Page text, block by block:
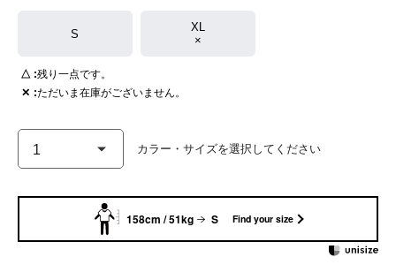
S
XL
×
△ 残り一点です。
✕
ただいま在庫がございません。
158cm / 51kg S Find your size